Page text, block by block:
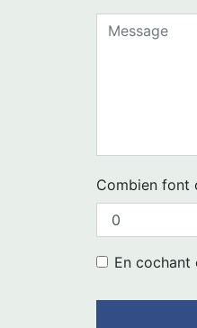
Combien font
En